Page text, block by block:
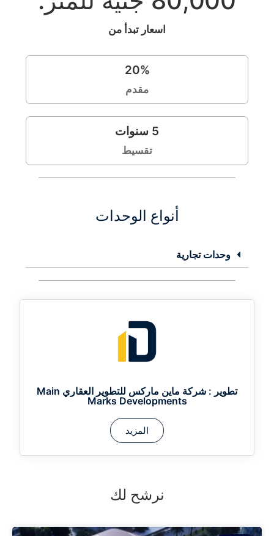
اسعار تبدأ من
20%
مقدم
5 سنوات
تقسيط
أنواع الوحدات
وحدات تجارية
تطوير :
شركة ماين ماركس للتطوير العقاري Main
Marks Developments
المزيد
نرشح لك